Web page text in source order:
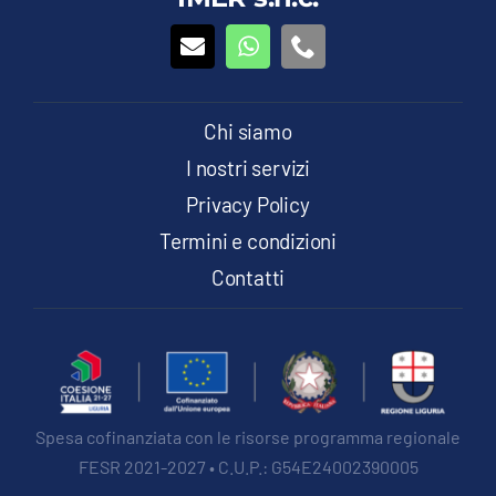
essere
scelte
nella
del
prodotto
Chi siamo
I nostri servizi
Privacy Policy
Termini e condizioni
Contatti
Spesa cofinanziata con le risorse programma regionale
FESR 2021-2027 • C.U.P.: G54E24002390005